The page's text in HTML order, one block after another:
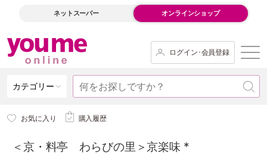
ネットスーパー オンラインショップ
ログイン･会員登録
カテゴリー
お気に入り 購入履歴
＜京・料亭 わらびの里＞京楽味 *